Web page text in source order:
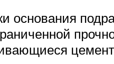
основания